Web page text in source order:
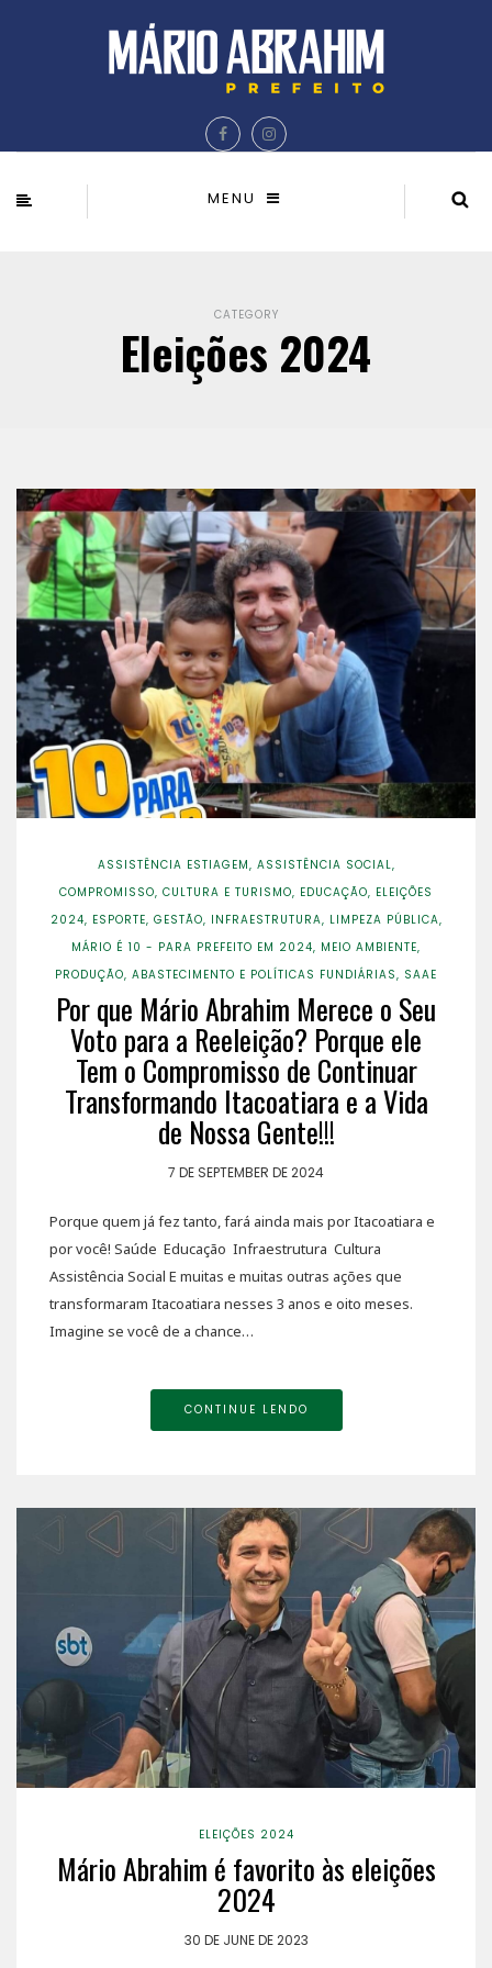
MENU
CATEGORY
Eleições 2024
ASSISTÊNCIA ESTIAGEM, ASSISTÊNCIA SOCIAL,
COMPROMISSO, CULTURA E TURISMO, EDUCAÇÃO, ELEIÇÕES
2024, ESPORTE, GESTÃO, INFRAESTRUTURA, LIMPEZA PÚBLICA,
MÁRIO É 10 - PARA PREFEITO EM 2024, MEIO AMBIENTE,
PRODUÇÃO, ABASTECIMENTO E POLÍTICAS FUNDIÁRIAS, SAAE
Por que Mário Abrahim Merece o Seu
Voto para a Reeleição? Porque ele
Tem o Compromisso de Continuar
Transformando Itacoatiara e a Vida
de Nossa Gente!!!
7 DE SEPTEMBER DE 2024
Porque quem já fez tanto, fará ainda mais por Itacoatiara e
por você! Saúde Educação Infraestrutura Cultura
Assistência Social E muitas e muitas outras ações que
transformaram Itacoatiara nesses 3 anos e oito meses.
Imagine se você de a chance…
CONTINUE LENDO
ELEIÇÕES 2024
Mário Abrahim é favorito às eleições
2024
30 DE JUNE DE 2023